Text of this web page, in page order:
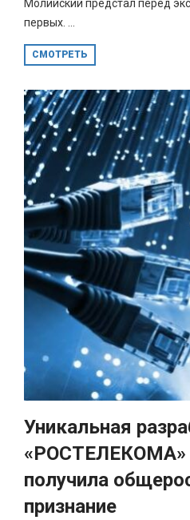
Молийский предстал перед
первых. ...
СМОТРЕТЬ
Уникальная
«РОСТЕЛЕКОМА»
получила
признание